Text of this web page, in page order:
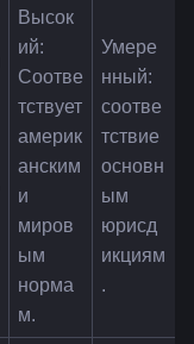
Высок
ий:
Соотве
тствует
америк
анским
и
миров
ым
норма
м.
Умере
нный:
соотве
тствие
основн
ым
юрисд
икциям
.